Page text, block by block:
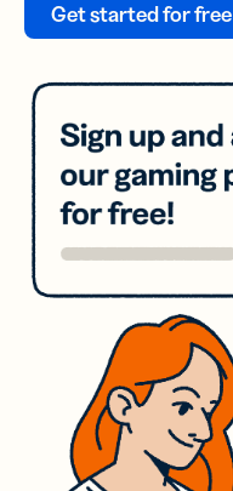
Get started for free